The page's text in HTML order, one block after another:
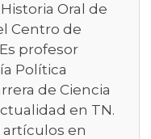
Oral de
Centro de
profesor
Política
de Ciencia
en TN.
en